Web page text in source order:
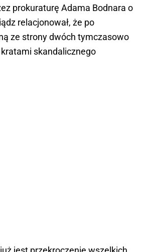
prokuraturę Adama Bodnara o
relacjonował, że po
ze strony dwóch tymczasowo
skandalicznego